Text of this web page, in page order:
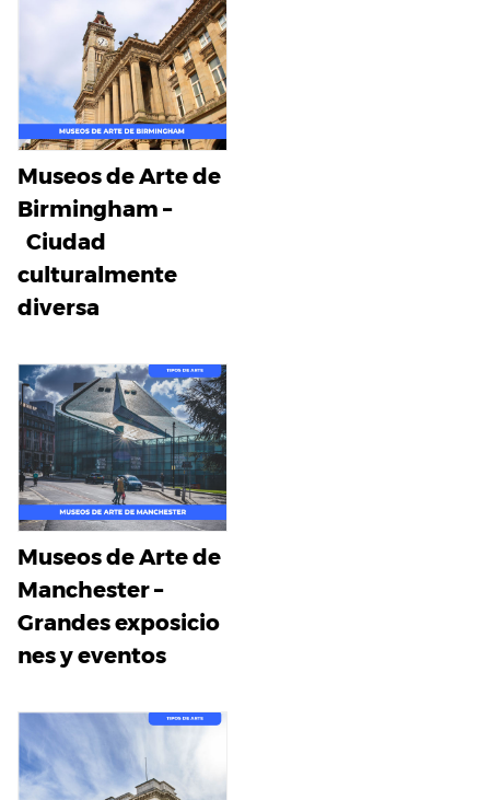
Museos de Arte de
Birmingham –
Ciudad
culturalmente
diversa
Museos de Arte de
Manchester –
Grandes exposicio
nes y eventos